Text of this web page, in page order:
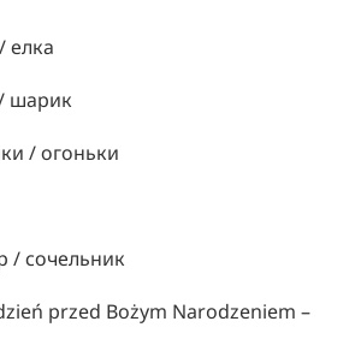
елка
шарик
/ огоньки
/ сочельник
przed Bożym Narodzeniem –